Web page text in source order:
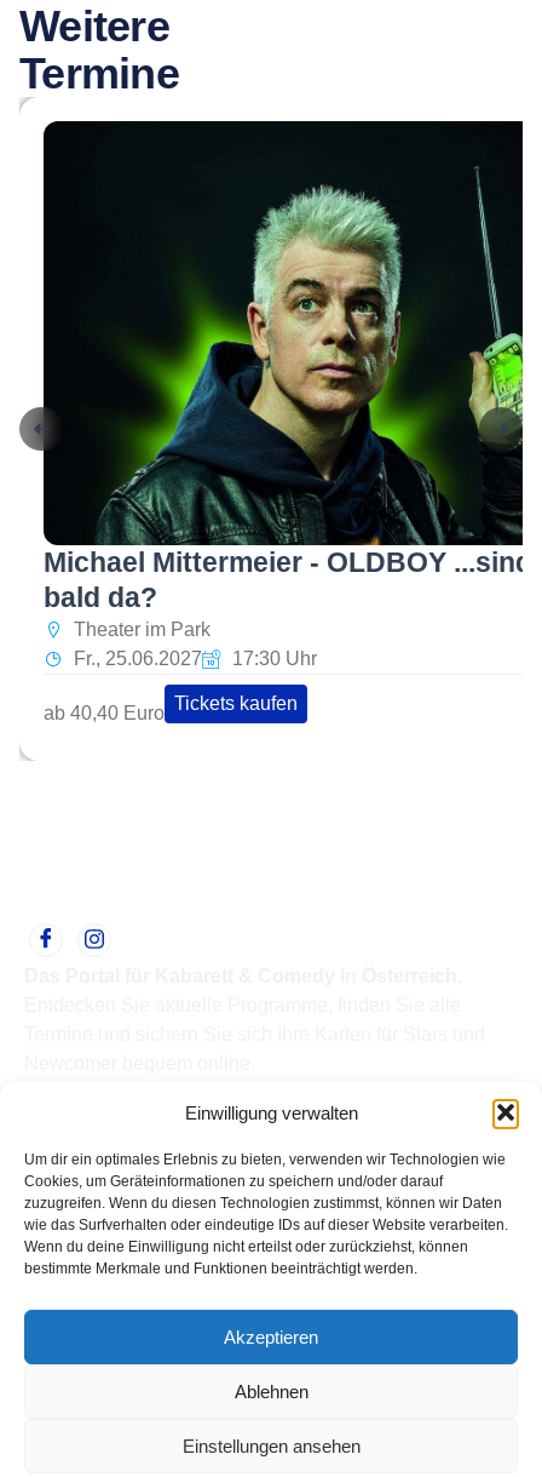
Einwilligung verwalten
Um dir ein optimales Erlebnis zu bieten, verwenden wir Technologien wie
Cookies, um Geräteinformationen zu speichern und/oder darauf
zuzugreifen. Wenn du diesen Technologien zustimmst, können wir Daten
wie das Surfverhalten oder eindeutige IDs auf dieser Website verarbeiten.
Wenn du deine Einwilligung nicht erteilst oder zurückziehst, können
bestimmte Merkmale und Funktionen beeinträchtigt werden.
Akzeptieren
Ablehnen
Einstellungen ansehen
Weitere
Termine
Michael Mittermeier - OLDBOY ...sind
bald da?
Theater im Park
Fr., 25.06.2027
17:30 Uhr
ab 40,40 Euro Tickets kaufen
Termine
Kabarettisten
Spielorte
Top Links
Kabarettisten in Österreich: Aktuelle Stars & Programme
Kontakt